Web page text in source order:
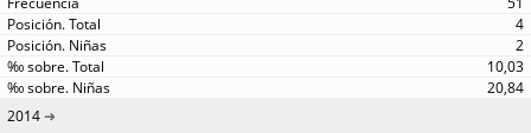
4
2
10,03
20,84
2014